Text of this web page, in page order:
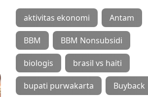
aktivitas ekonomi Antam
BBM BBM Nonsubsidi
biologis brasil vs haiti
bupati purwakarta Buyback